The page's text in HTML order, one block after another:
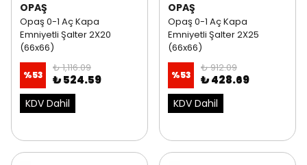
OPAŞ
Opaş 0-1 Aç Kapa
Emniyetli Şalter 2X20
(66x66)
%53
₺ 1,116.09
₺ 524.59
KDV Dahil
OPAŞ
Opaş 0-1 Aç Kapa
Emniyetli Şalter 2X25
(66x66)
%53
₺ 912.09
₺ 428.69
KDV Dahil